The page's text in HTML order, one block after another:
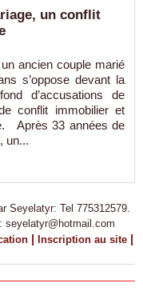
un conflit
ancien couple marié
s’oppose devant la
d’accusations de
conflit immobilier et
Après 33 années de
un...
Seyelatyr: Tel 775312579.
seyelatyr@hotmail.com
| Inscription au site |